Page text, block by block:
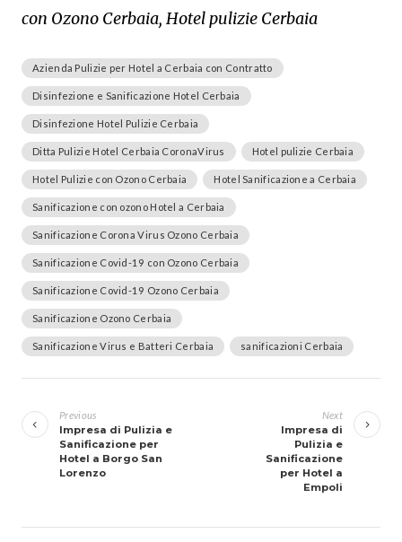
con Ozono Cerbaia, Hotel pulizie Cerbaia
Azienda Pulizie per Hotel a Cerbaia con Contratto
Disinfezione e Sanificazione Hotel Cerbaia
Disinfezione Hotel Pulizie Cerbaia
Ditta Pulizie Hotel Cerbaia CoronaVirus Hotel pulizie Cerbaia
Hotel Pulizie con Ozono Cerbaia Hotel Sanificazione a Cerbaia
Sanificazione con ozono Hotel a Cerbaia
Sanificazione Corona Virus Ozono Cerbaia
Sanificazione Covid-19 con Ozono Cerbaia
Sanificazione Covid-19 Ozono Cerbaia
Sanificazione Ozono Cerbaia
Sanificazione Virus e Batteri Cerbaia sanificazioni Cerbaia
articoli
Previous
Impresa di Pulizia e
Sanificazione per
Hotel a Borgo San
Lorenzo
Next
Impresa di
Pulizia e
Sanificazione
per Hotel a
Empoli